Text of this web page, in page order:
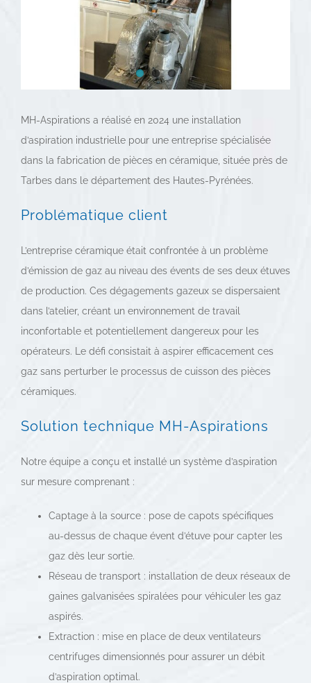
MH-Aspirations a réalisé en 2024 une installation
d’aspiration industrielle pour une entreprise spécialisée
dans la fabrication de pièces en céramique, située près de
Tarbes dans le département des Hautes-Pyrénées.
Problématique client
L’entreprise céramique était confrontée à un problème
d’émission de gaz au niveau des évents de ses deux étuves
de production. Ces dégagements gazeux se dispersaient
dans l’atelier, créant un environnement de travail
inconfortable et potentiellement dangereux pour les
opérateurs. Le défi consistait à aspirer efficacement ces
gaz sans perturber le processus de cuisson des pièces
céramiques.
Solution technique MH-Aspirations
Notre équipe a conçu et installé un système d’aspiration
sur mesure comprenant :
Captage à la source : pose de capots spécifiques
au-dessus de chaque évent d’étuve pour capter les
gaz dès leur sortie.
Réseau de transport : installation de deux réseaux de
gaines galvanisées spiralées pour véhiculer les gaz
aspirés.
Extraction : mise en place de deux ventilateurs
centrifuges dimensionnés pour assurer un débit
d’aspiration optimal.